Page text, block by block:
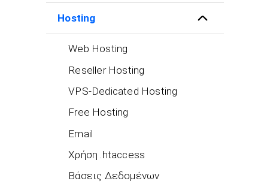
Hosting
Web Hosting
Reseller Hosting
VPS-Dedicated Hosting
Free Hosting
Email
Χρήση .htaccess
Βάσεις Δεδομένων